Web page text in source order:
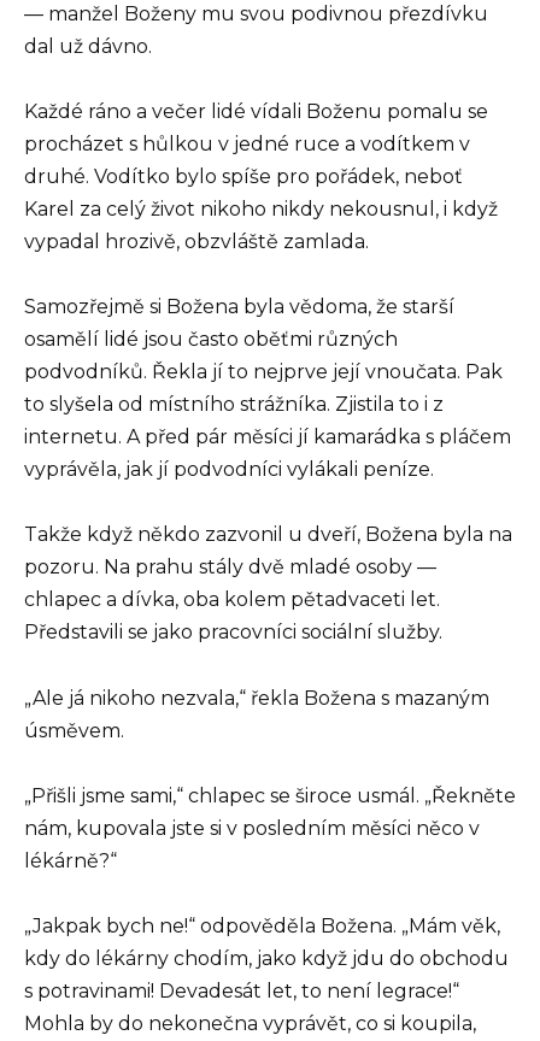
— manžel Boženy mu svou podivnou přezdívku
dal už dávno.
Každé ráno a večer lidé vídali Boženu pomalu se
procházet s hůlkou v jedné ruce a vodítkem v
druhé. Vodítko bylo spíše pro pořádek, neboť
Karel za celý život nikoho nikdy nekousnul, i když
vypadal hrozivě, obzvláště zamlada.
Samozřejmě si Božena byla vědoma, že starší
osamělí lidé jsou často oběťmi různých
podvodníků. Řekla jí to nejprve její vnoučata. Pak
to slyšela od místního strážníka. Zjistila to i z
internetu. A před pár měsíci jí kamarádka s pláčem
vyprávěla, jak jí podvodníci vylákali peníze.
Takže když někdo zazvonil u dveří, Božena byla na
pozoru. Na prahu stály dvě mladé osoby —
chlapec a dívka, oba kolem pětadvaceti let.
Představili se jako pracovníci sociální služby.
„Ale já nikoho nezvala,“ řekla Božena s mazaným
úsměvem.
„Přišli jsme sami,“ chlapec se široce usmál. „Řekněte
nám, kupovala jste si v posledním měsíci něco v
lékárně?“
„Jakpak bych ne!“ odpověděla Božena. „Mám věk,
kdy do lékárny chodím, jako když jdu do obchodu
s potravinami! Devadesát let, to není legrace!“
Mohla by do nekonečna vyprávět, co si koupila,